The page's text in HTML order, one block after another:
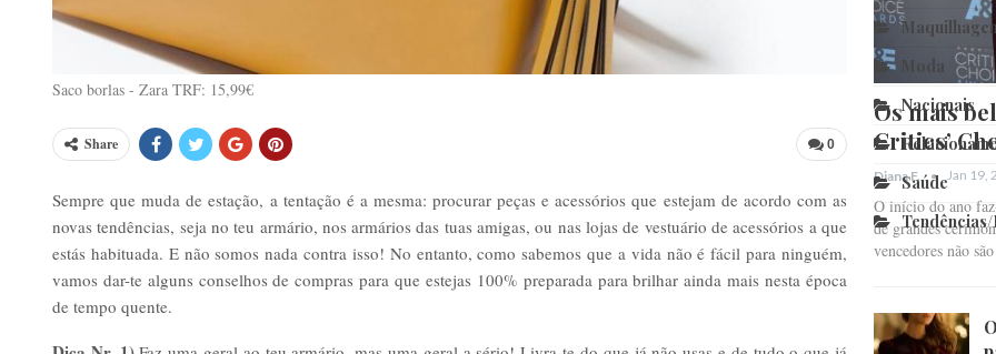
Saco borlas - Zara TRF: 15,99€
0
Share
Sempre que muda de estação, a tentação é a mesma: procurar peças e acessórios que estejam de acordo com as
novas tendências, seja no teu armário, nos armários das tuas amigas, ou nas lojas de vestuário de acessórios a que
estás habituada. E não somos nada contra isso! No entanto, como sabemos que a vida não é fácil para ninguém,
vamos dar-te alguns conselhos de compras para que estejas 100% preparada para brilhar ainda mais nesta época
de tempo quente.
Os mais
Critics’
Diana F. Jan 19,
O início do ano
de grandes
vencedores não
Moda
Nacionais
Saúde